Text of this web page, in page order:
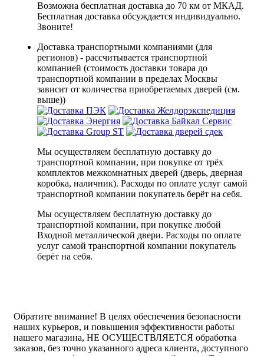
Возможна бесплатная доставка до 70 км от МКАД.
Бесплатная доставка обсуждается индивидуально.
Звоните!
Доставка транспортными компаниями (для
регионов) - рассчитывается транспортной
компанией (стоимость доставки товара до
транспортной компании в пределах Москвы
зависит от количества приобретаемых дверей (см.
выше))
Мы осуществляем бесплатную доставку до
транспортной компании, при покупке от трёх
комплектов межкомнатных дверей (дверь, дверная
коробка, наличник). Расходы по оплате услуг самой
транспортной компании покупатель берёт на себя.
Мы осуществляем бесплатную доставку до
транспортной компании, при покупке любой
Входной металлической двери. Расходы по оплате
услуг самой транспортной компании покупатель
берёт на себя.
Обратите внимание! В целях обеспечения безопасности
наших курьеров, и повышения эффективности работы
нашего магазина, НЕ ОСУЩЕСТВЛЯЕТСЯ обработка
заказов, без точно указанного адреса клиента, доступного